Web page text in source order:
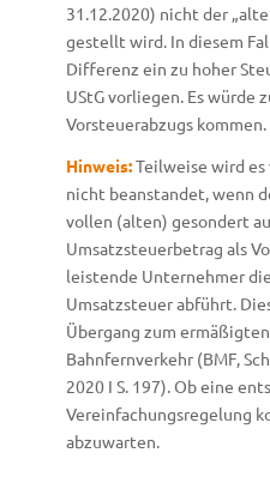
31.12.2020) nicht der
gestellt wird. In diesem
Differenz ein zu hoher
UStG vorliegen. Es würde
Vorsteuerabzugs kommen.
Hinweis:Teilweise wird
nicht beanstandet, wenn
vollen (alten) gesondert
Umsatzsteuerbetrag als
leistende Unternehmer
Umsatzsteuer abführt.
Übergang zum
Bahnfernverkehr (BMF,
2020 I S. 197). Ob eine
Vereinfachungsregelung
abzuwarten.